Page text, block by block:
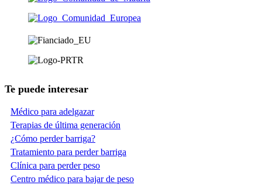
Te puede interesar
Médico para adelgazar
Terapias de última generación
¿Cómo perder barriga?
Tratamiento para perder barriga
Clínica para perder peso
Centro médico para bajar de peso